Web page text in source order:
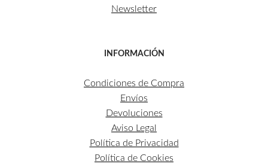
Newsletter
INFORMACIÓN
Condiciones de Compra
Envíos
Devoluciones
Aviso Legal
Política de Privacidad
Política de Cookies